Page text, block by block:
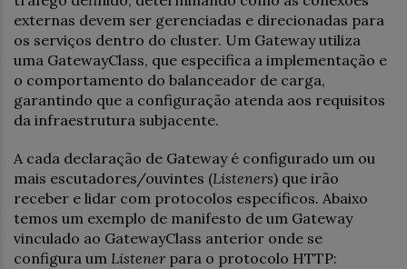
externas devem ser gerenciadas e direcionadas para
os serviços dentro do cluster. Um Gateway utiliza
uma GatewayClass, que especifica a implementação e
o comportamento do balanceador de carga,
garantindo que a configuração atenda aos requisitos
da infraestrutura subjacente.
A cada declaração de Gateway é configurado um ou
mais escutadores/ouvintes (Listeners) que irão
receber e lidar com protocolos específicos. Abaixo
temos um exemplo de manifesto de um Gateway
vinculado ao GatewayClass anterior onde se
configura um Listener para o protocolo HTTP: